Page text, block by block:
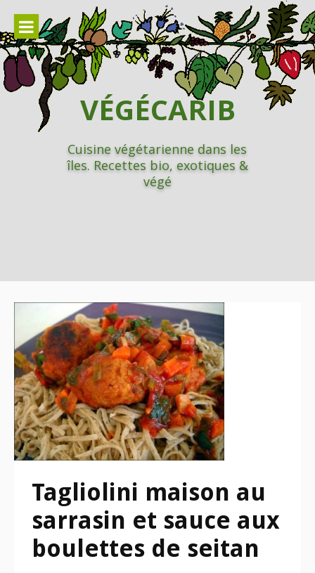
contenu
VÉGÉCARIB
Cuisine végétarienne dans les
îles. Recettes bio, exotiques &
végé
Tagliolini maison au
sarrasin et sauce aux
boulettes de seitan